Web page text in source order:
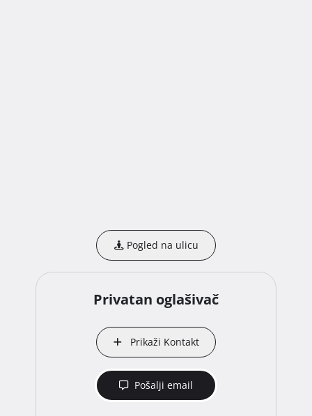
Pogled na ulicu
Privatan oglašivač
Prikaži Kontakt
Pošalji email